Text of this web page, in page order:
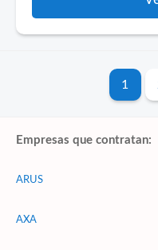
1
Empresas que contratan:
ARUS
AXA